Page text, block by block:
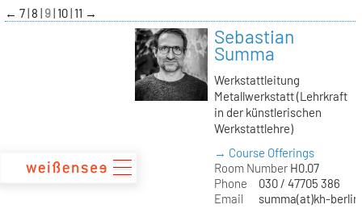
zum
Inhalt
← 7 8 9 10 11 →
Sebastian
Summa
Werkstattleitung
Metallwerkstatt (Lehrkraft
in der künstlerischen
Werkstattlehre)
→ Course Offerings
Room NumberH0.07
Phone
030 / 47705 386
Email
summa(at)kh-